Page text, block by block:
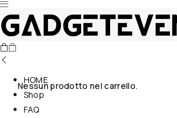
Nessun prodotto nel carrello.
HOME
Shop
FAQ